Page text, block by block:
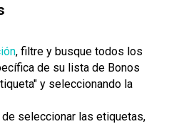
, filtre y busque todos los
de su lista de Bonos
y seleccionando la
seleccionar las etiquetas,